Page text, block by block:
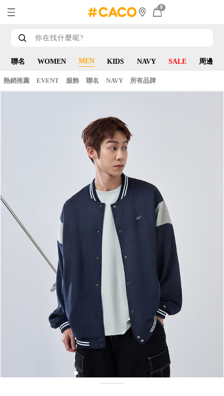
0
聯名 WOMEN MEN KIDS NAVY SALE 周邊
熱銷推薦 EVENT 服飾 聯名 NAVY 所有品牌